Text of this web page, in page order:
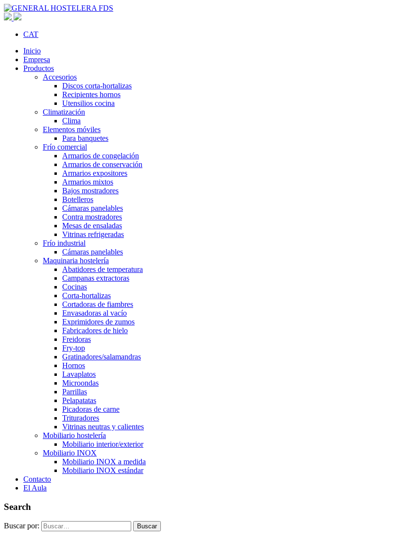
CAT
Inicio
Empresa
Productos
Accesorios
Discos corta-hortalizas
Recipientes hornos
Utensilios cocina
Climatización
Clima
Elementos móviles
Para banquetes
Frío comercial
Armarios de congelación
Armarios de conservación
Armarios expositores
Armarios mixtos
Bajos mostradores
Botelleros
Cámaras panelables
Contra mostradores
Mesas de ensaladas
Vitrinas refrigeradas
Frío industrial
Cámaras panelables
Maquinaria hostelería
Abatidores de temperatura
Campanas extractoras
Cocinas
Corta-hortalizas
Cortadoras de fiambres
Envasadoras al vacío
Exprimidores de zumos
Fabricadores de hielo
Freidoras
Fry-top
Gratinadores/salamandras
Hornos
Lavaplatos
Microondas
Parrillas
Pelapatatas
Picadoras de carne
Trituradores
Vitrinas neutras y calientes
Mobiliario hostelería
Mobiliario interior/exterior
Mobiliario INOX
Mobiliario INOX a medida
Mobiliario INOX estándar
Contacto
El Aula
Search
Buscar por: Buscar